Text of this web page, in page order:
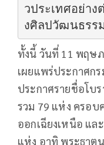
วประเทศอย่า
งศิลปวัฒนธรร
ทั้งนี้ วันที่ 11 พฤษ
เผยแพร่ประกาศก
ประกาศรายชื่อโบ
รวม 79 แห่ง ครอ
ออกเฉียงเหนือ แล
แห่ง อาทิ พระธาตุ